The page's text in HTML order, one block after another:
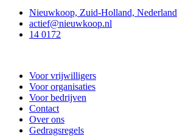
Nieuwkoop, Zuid-Holland, Nederland
actief@nieuwkoop.nl
14 0172
Voor vrijwilligers
Voor organisaties
Voor bedrijven
Contact
Over ons
Gedragsregels